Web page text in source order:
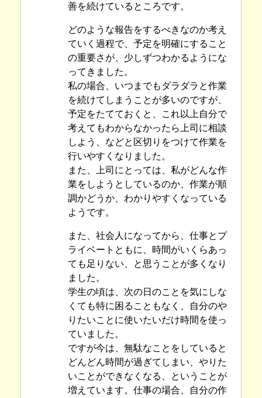
善を続けているところです。
どのような報告をするべきなのか考え
ていく過程で、予定を明確にすること
の重要さが、少しずつわかるようにな
ってきました。
私の場合、いつまでもダラダラと作業
を続けてしまうことが多いのですが、
予定をたてておくと、これ以上自分で
考えてもわからなかったら上司に相談
しよう、などと区切りをつけて作業を
行いやすくなりました。
また、上司にとっては、私がどんな作
業をしようとしているのか、作業が順
調かどうか、わかりやすくなっている
ようです。
また、社会人になってから、仕事とプ
ライベートともに、時間がいくらあっ
ても足りない、と思うことが多くなり
ました。
学生の頃は、次の日のことを気にしな
くても特に困ることもなく、自分のや
りたいことに使いたいだけ時間を使っ
ていました。
ですが今は、無駄なことをしていると
どんどん時間が過ぎてしまい、やりた
いことができなくなる、ということが
増えています。仕事の場合、自分の作